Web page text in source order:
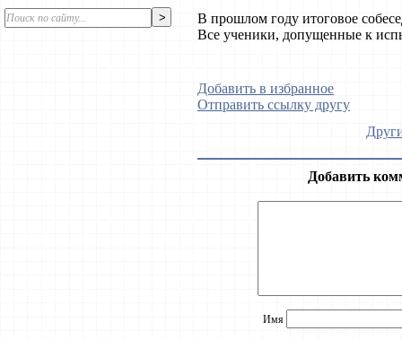
В прошлом году итоговое
Все ученики, допущенные к
Добавить в избранное
Отправить ссылку другу
Добавить
Имя